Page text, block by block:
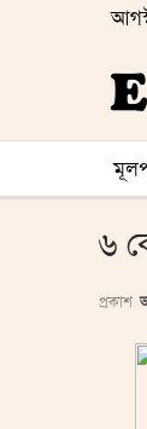
৬
প্রকাশ